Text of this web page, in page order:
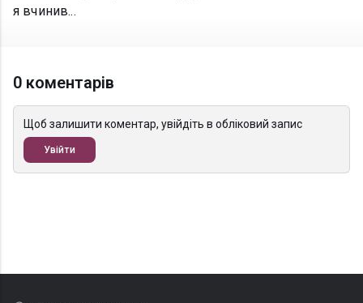
я вчинив...
0 коментарів
Щоб залишити коментар, увійдіть в обліковий запис
Увійти